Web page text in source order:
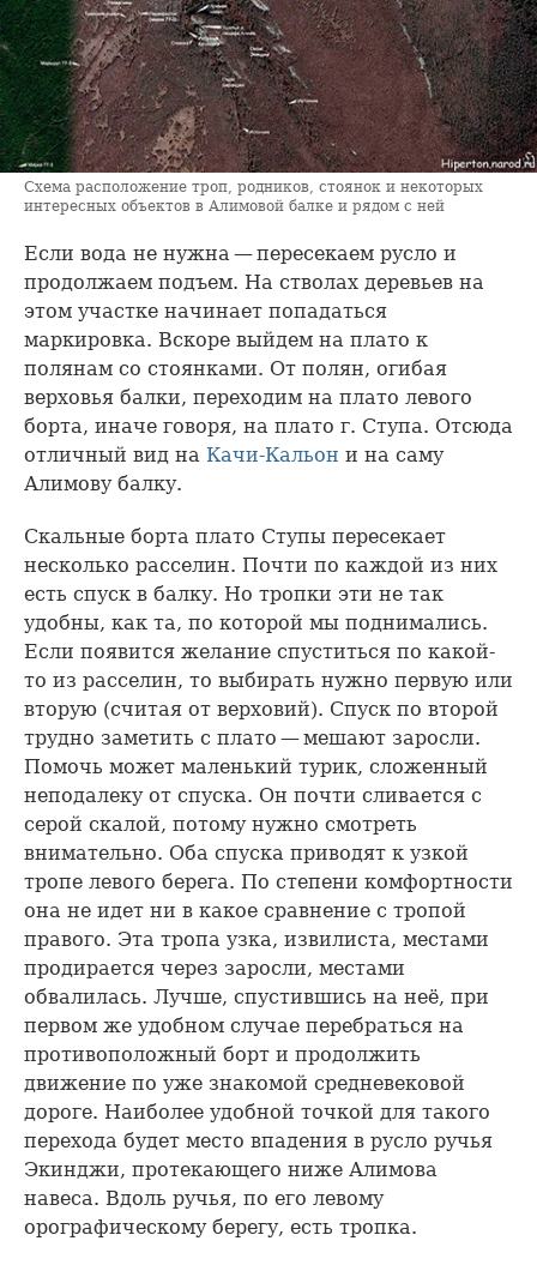
Схема расположение троп, родников, стоянок и некоторых
интересных объектов в Алимовой балке и рядом с ней
Если вода не нужна — пересекаем русло и
продолжаем подъем. На стволах деревьев на
этом участке начинает попадаться
маркировка. Вскоре выйдем на плато к
полянам со стоянками. От полян, огибая
верховья балки, переходим на плато левого
борта, иначе говоря, на плато г. Ступа. Отсюда
отличный вид на Качи-Кальон и на саму
Алимову балку.
Скальные борта плато Ступы пересекает
несколько расселин. Почти по каждой из них
есть спуск в балку. Но тропки эти не так
удобны, как та, по которой мы поднимались.
Если появится желание спуститься по какой-
то из расселин, то выбирать нужно первую или
вторую (считая от верховий). Спуск по второй
трудно заметить с плато — мешают заросли.
Помочь может маленький турик, сложенный
неподалеку от спуска. Он почти сливается с
серой скалой, потому нужно смотреть
внимательно. Оба спуска приводят к узкой
тропе левого берега. По степени комфортности
она не идет ни в какое сравнение с тропой
правого. Эта тропа узка, извилиста, местами
продирается через заросли, местами
обвалилась. Лучше, спустившись на неё, при
первом же удобном случае перебраться на
противоположный борт и продолжить
движение по уже знакомой средневековой
дороге. Наиболее удобной точкой для такого
перехода будет место впадения в русло ручья
Экинджи, протекающего ниже Алимова
навеса. Вдоль ручья, по его левому
орографическому берегу, есть тропка.